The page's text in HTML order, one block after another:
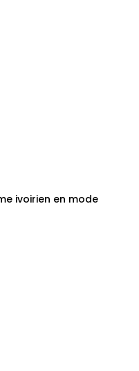
ivoirien en mode